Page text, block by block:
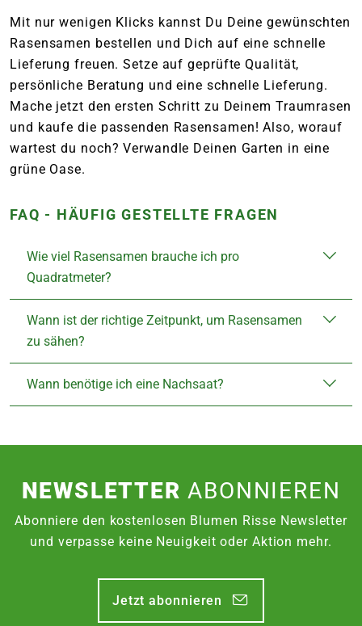
Mit nur wenigen Klicks kannst Du Deine gewünschten
Rasensamen bestellen und Dich auf eine schnelle
Lieferung freuen. Setze auf geprüfte Qualität,
persönliche Beratung und eine schnelle Lieferung.
Mache jetzt den ersten Schritt zu Deinem Traumrasen
und kaufe die passenden Rasensamen! Also, worauf
wartest du noch? Verwandle Deinen Garten in eine
grüne Oase.
FAQ - HÄUFIG GESTELLTE FRAGEN
Wie viel Rasensamen brauche ich pro
Quadratmeter?
Wann ist der richtige Zeitpunkt, um Rasensamen
zu sähen?
Wann benötige ich eine Nachsaat?
NEWSLETTERABONNIEREN
Abonniere den kostenlosen Blumen Risse Newsletter
und verpasse keine Neuigkeit oder Aktion mehr.
Jetzt abonnieren